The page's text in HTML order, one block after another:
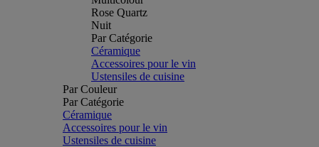
Rose Quartz
Nuit
Par Catégorie
Céramique
Accessoires pour le vin
Ustensiles de cuisine
Par Couleur
Par Catégorie
Céramique
Accessoires pour le vin
Ustensiles de cuisine